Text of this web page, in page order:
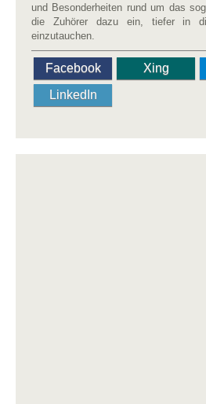
und Besonderheiten rund um das
die Zuhörer dazu ein, tiefer in
einzutauchen.
Facebook Xing
LinkedIn